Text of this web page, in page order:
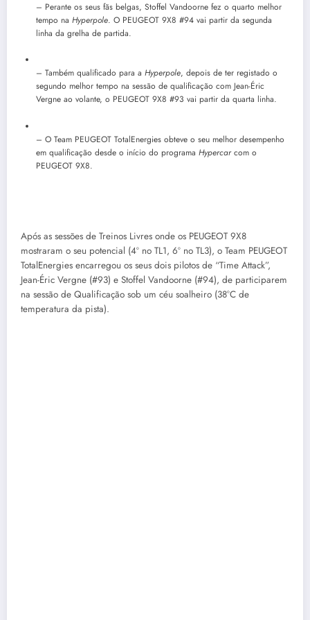
– Perante os seus fãs belgas, Stoffel Vandoorne fez o quarto melhor
tempo na Hyperpole. O PEUGEOT 9X8 #94 vai partir da segunda
linha da grelha de partida.
– Também qualificado para a Hyperpole, depois de ter registado o
segundo melhor tempo na sessão de qualificação com Jean-Éric
Vergne ao volante, o PEUGEOT 9X8 #93 vai partir da quarta linha.
– O Team PEUGEOT TotalEnergies obteve o seu melhor desempenho
em qualificação desde o início do programa Hypercarcom o
PEUGEOT 9X8.
Após as sessões de Treinos Livres onde os PEUGEOT 9X8
mostraram o seu potencial (4º no TL1, 6º no TL3), o Team PEUGEOT
TotalEnergies encarregou os seus dois pilotos de “Time Attack”,
Jean-Éric Vergne (#93) e Stoffel Vandoorne (#94), de participarem
na sessão de Qualificação sob um céu soalheiro (38°C de
temperatura da pista).